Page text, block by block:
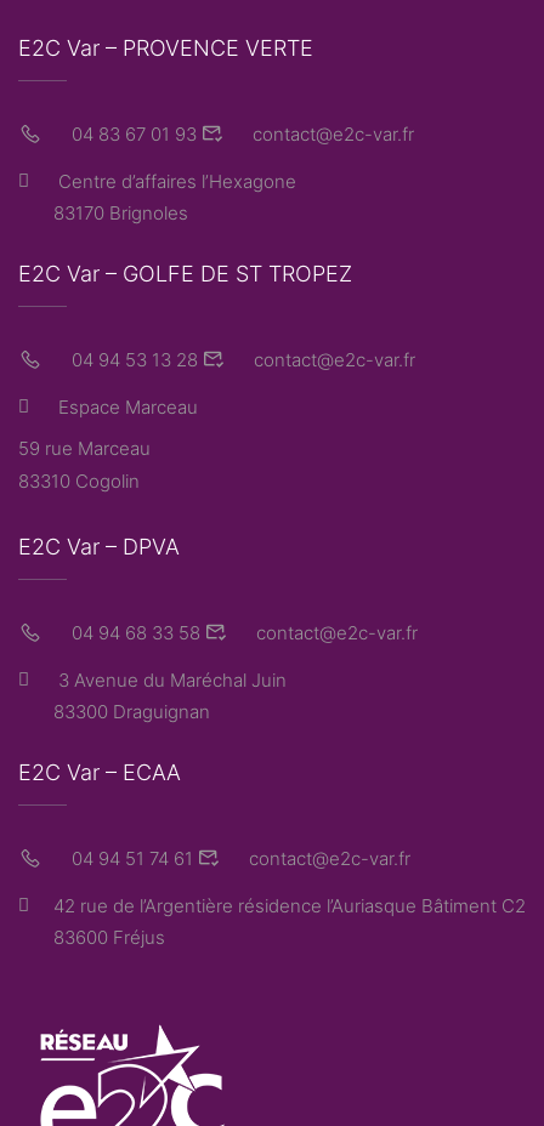
E2C Var – PROVENCE VERTE
04 83 67 01 93 contact@e2c-var.fr
Centre d’affaires l’Hexagone
83170 Brignoles
E2C Var – GOLFE DE ST TROPEZ
04 94 53 13 28 contact@e2c-var.fr
Espace Marceau
59 rue Marceau
83310 Cogolin
E2C Var – DPVA
04 94 68 33 58 contact@e2c-var.fr
3 Avenue du Maréchal Juin
83300 Draguignan
E2C Var – ECAA
04 94 51 74 61 contact@e2c-var.fr
42 rue de l’Argentière résidence l’Auriasque Bâtiment C2
83600 Fréjus